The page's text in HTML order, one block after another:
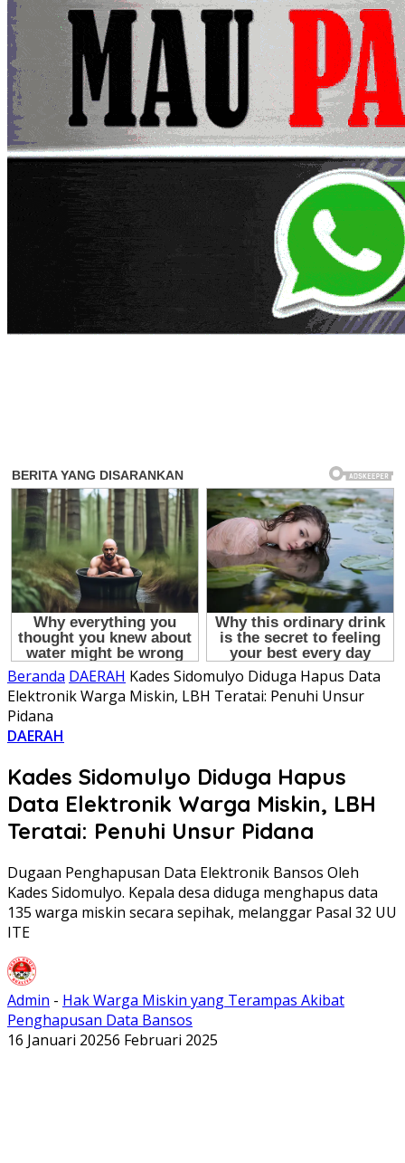
Beranda DAERAH Kades Sidomulyo Diduga Hapus Data
Elektronik Warga Miskin, LBH Teratai: Penuhi Unsur
Pidana
DAERAH
Kades Sidomulyo Diduga Hapus
Data Elektronik Warga Miskin, LBH
Teratai: Penuhi Unsur Pidana
Dugaan Penghapusan Data Elektronik Bansos Oleh
Kades Sidomulyo. Kepala desa diduga menghapus data
135 warga miskin secara sepihak, melanggar Pasal 32 UU
ITE
Admin - Hak Warga Miskin yang Terampas Akibat
Penghapusan Data Bansos
16 Januari 20256 Februari 2025